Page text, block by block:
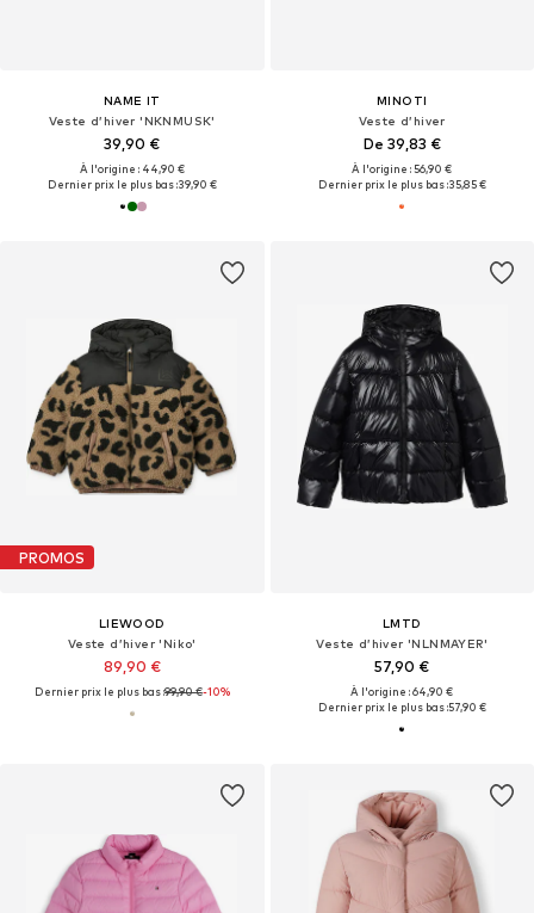
NAME IT
Veste d’hiver 'NKNMUSK'
39,90 €
À l'origine : 44,90 €
Dernier prix le plus bas :39,90 €
MINOTI
Veste d’hiver
De 39,83 €
À l'origine : 56,90 €
Dernier prix le plus bas :35,85 €
PROMOS
LIEWOOD
Veste d’hiver 'Niko'
89,90 €
Dernier prix le plus bas :99,90 €-10%
LMTD
Veste d’hiver 'NLNMAYER'
57,90 €
À l'origine : 64,90 €
Dernier prix le plus bas :57,90 €